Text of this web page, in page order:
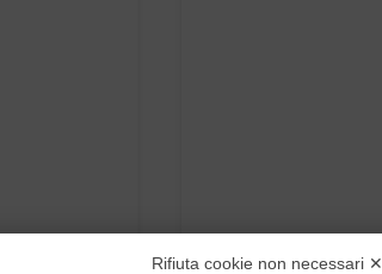
Rifiuta cookie non necessari ✕